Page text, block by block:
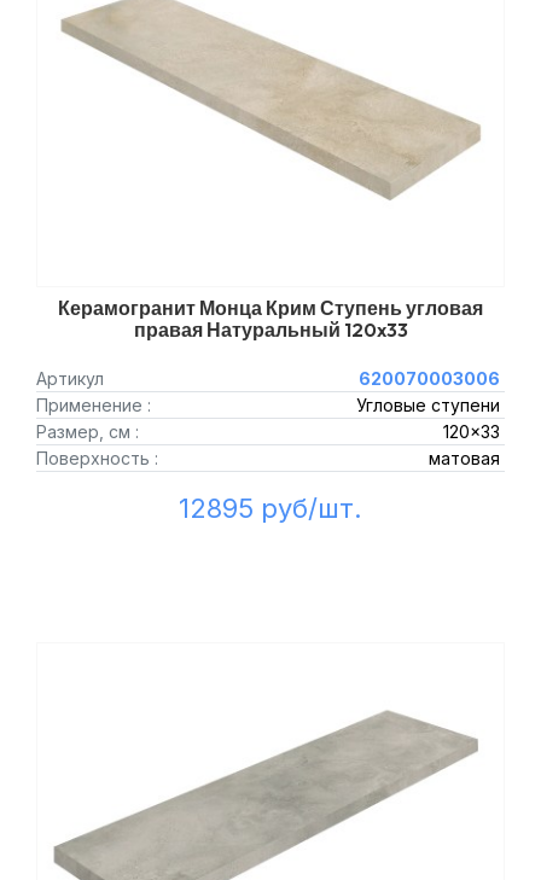
Керамогранит Монца Крим Ступень угловая
правая Натуральный 120x33
Артикул
620070003006
Применение :
Угловые ступени
Размер, см :
120x33
Поверхность :
матовая
12895 руб/шт.